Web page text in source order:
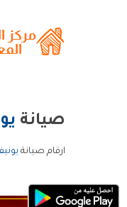
صيانة
ارقام صيانة